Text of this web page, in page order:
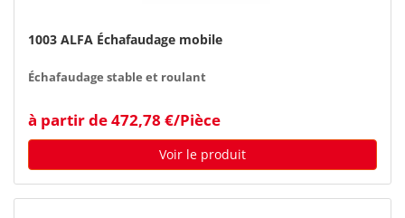
1003 ALFA Échafaudage mobile
Échafaudage stable et roulant
à partir de 472,78 €/Pièce
Voir le produit